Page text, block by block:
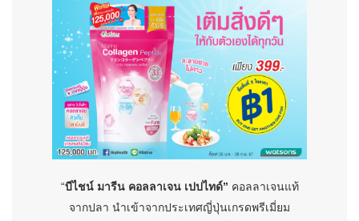
“บีไชน์ มารีน คอลลาเจน เปปไทด์” คอลลาเจนแท้
จากปลา นำเข้าจากประเทศญี่ปุ่นเกรดพรีเมี่ยม